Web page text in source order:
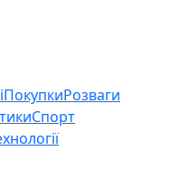
ПокупкиРозваги
Спорт